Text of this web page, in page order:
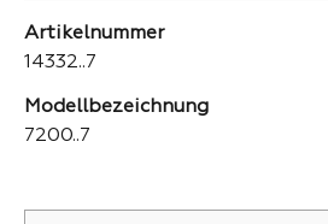
Artikelnummer
14332..7
Modellbezeichnung
7200..7